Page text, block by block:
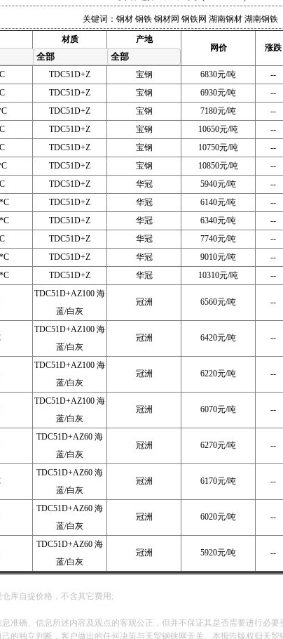
关键词：钢材 钢铁 钢材网 钢铁网 湖南钢材 湖南钢铁
材质
全部
产地
全部
网价 涨跌
TDC51D+Z 宝钢 6830元/吨 --
TDC51D+Z 宝钢 6930元/吨 --
TDC51D+Z 宝钢 7180元/吨 --
TDC51D+Z 宝钢 10650元/吨 --
TDC51D+Z 宝钢 10750元/吨 --
TDC51D+Z 宝钢 10850元/吨 --
TDC51D+Z 华冠 5940元/吨 --
TDC51D+Z 华冠 6140元/吨 --
TDC51D+Z 华冠 6340元/吨 --
TDC51D+Z 华冠 7740元/吨 --
TDC51D+Z 华冠 9010元/吨 --
TDC51D+Z 华冠 10310元/吨 --
TDC51D+AZ100 海
蓝/白灰
冠洲 6560元/吨 --
TDC51D+AZ100 海
蓝/白灰
冠洲 6420元/吨 --
TDC51D+AZ100 海
蓝/白灰
冠洲 6220元/吨 --
TDC51D+AZ100 海
蓝/白灰
冠洲 6070元/吨 --
TDC51D+AZ60 海
蓝/白灰
冠洲 6270元/吨 --
TDC51D+AZ60 海
蓝/白灰
冠洲 6170元/吨 --
TDC51D+AZ60 海
蓝/白灰
冠洲 6020元/吨 --
TDC51D+AZ60 海
蓝/白灰
冠洲 5920元/吨 --
库自提价格，不含其它费用;
息准确、信息所述内容及观点的客观公正，但并不保证其是否需要进行必
的独立判断，客户做出的任何决策与天贸钢铁网无关。本报告版权归天